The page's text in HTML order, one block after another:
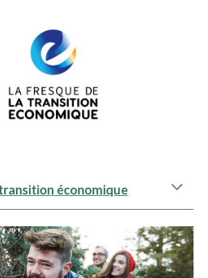
économique